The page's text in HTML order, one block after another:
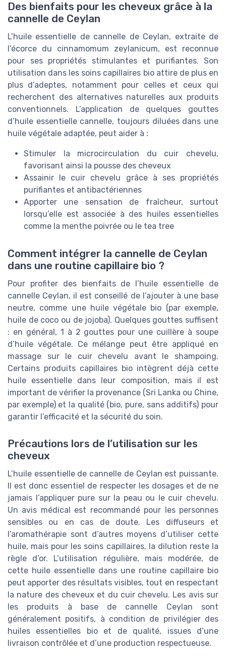
Des bienfaits pour les cheveux grâce à la
cannelle de Ceylan
L’huile essentielle de cannelle de Ceylan, extraite de
l’écorce du cinnamomum zeylanicum, est reconnue
pour ses propriétés stimulantes et purifiantes. Son
utilisation dans les soins capillaires bio attire de plus en
plus d’adeptes, notamment pour celles et ceux qui
recherchent des alternatives naturelles aux produits
conventionnels. L’application de quelques gouttes
d’huile essentielle cannelle, toujours diluées dans une
huile végétale adaptée, peut aider à :
Stimuler la microcirculation du cuir chevelu,
favorisant ainsi la pousse des cheveux
Assainir le cuir chevelu grâce à ses propriétés
purifiantes et antibactériennes
Apporter une sensation de fraîcheur, surtout
lorsqu’elle est associée à des huiles essentielles
comme la menthe poivrée ou le tea tree
Comment intégrer la cannelle de Ceylan
dans une routine capillaire bio ?
Pour profiter des bienfaits de l’huile essentielle de
cannelle Ceylan, il est conseillé de l’ajouter à une base
neutre, comme une huile végétale bio (par exemple,
huile de coco ou de jojoba). Quelques gouttes suffisent
: en général, 1 à 2 gouttes pour une cuillère à soupe
d’huile végétale. Ce mélange peut être appliqué en
massage sur le cuir chevelu avant le shampoing.
Certains produits capillaires bio intègrent déjà cette
huile essentielle dans leur composition, mais il est
important de vérifier la provenance (Sri Lanka ou Chine,
par exemple) et la qualité (bio, pure, sans additifs) pour
garantir l’efficacité et la sécurité du soin.
Précautions lors de l’utilisation sur les
cheveux
L’huile essentielle de cannelle de Ceylan est puissante.
Il est donc essentiel de respecter les dosages et de ne
jamais l’appliquer pure sur la peau ou le cuir chevelu.
Un avis médical est recommandé pour les personnes
sensibles ou en cas de doute. Les diffuseurs et
l’aromathérapie sont d’autres moyens d’utiliser cette
huile, mais pour les soins capillaires, la dilution reste la
règle d’or. L’utilisation régulière, mais modérée, de
cette huile essentielle dans une routine capillaire bio
peut apporter des résultats visibles, tout en respectant
la nature des cheveux et du cuir chevelu. Les avis sur
les produits à base de cannelle Ceylan sont
généralement positifs, à condition de privilégier des
huiles essentielles bio et de qualité, issues d’une
livraison contrôlée et d’une production respectueuse.